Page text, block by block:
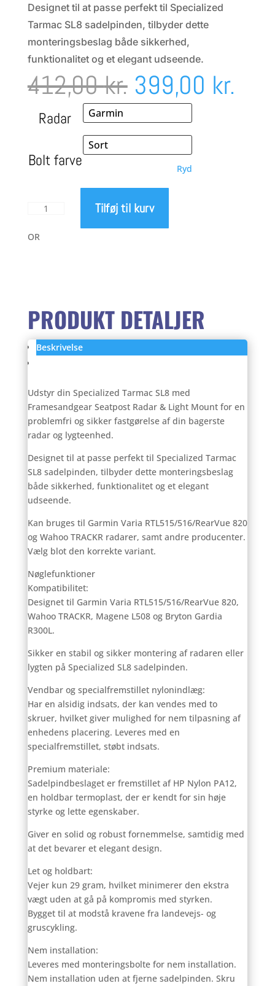
Designet til at passe perfekt til Specialized
Tarmac SL8 sadelpinden, tilbyder dette
monteringsbeslag både sikkerhed,
funktionalitet og et elegant udseende.
412,00kr. Den
oprindelige
pris
var:
412,00 kr..
399,00 kr.
Radar
Bolt farve Ryd
FramesAndGear
Radar
SL8
Tilføj til kurv
OR
PRODUKT DETALJER
Beskrivelse
Udstyr din Specialized Tarmac SL8 med
Framesandgear Seatpost Radar & Light Mount for en
problemfri og sikker fastgørelse af din bagerste
radar og lygteenhed.
Designet til at passe perfekt til Specialized Tarmac
SL8 sadelpinden, tilbyder dette monteringsbeslag
både sikkerhed, funktionalitet og et elegant
udseende.
Kan bruges til Garmin Varia RTL515/516/RearVue 820
og Wahoo TRACKR radarer, samt andre producenter.
Vælg blot den korrekte variant.
Nøglefunktioner
Kompatibilitet:
Designet til Garmin Varia RTL515/516/RearVue 820,
Wahoo TRACKR, Magene L508 og Bryton Gardia
R300L.
Sikker en stabil og sikker montering af radaren eller
lygten på Specialized SL8 sadelpinden.
Vendbar og specialfremstillet nylonindlæg:
Har en alsidig indsats, der kan vendes med to
skruer, hvilket giver mulighed for nem tilpasning af
enhedens placering. Leveres med en
specialfremstillet, støbt indsats.
Premium materiale:
Sadelpindbeslaget er fremstillet af HP Nylon PA12,
en holdbar termoplast, der er kendt for sin høje
styrke og lette egenskaber.
Giver en solid og robust fornemmelse, samtidig med
at det bevarer et elegant design.
Let og holdbart:
Vejer kun 29 gram, hvilket minimerer den ekstra
vægt uden at gå på kompromis med styrken.
Bygget til at modstå kravene fra landevejs- og
gruscykling.
Nem installation:
Leveres med monteringsbolte for nem installation.
Nem installation uden at fjerne sadelpinden. Skru